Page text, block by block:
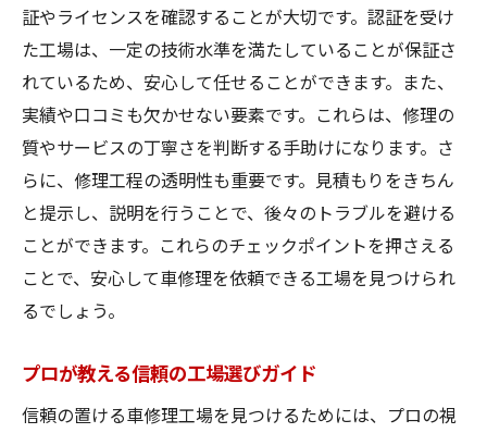
証やライセンスを確認することが大切です。認証を受け
た工場は、一定の技術水準を満たしていることが保証さ
れているため、安心して任せることができます。また、
実績や口コミも欠かせない要素です。これらは、修理の
質やサービスの丁寧さを判断する手助けになります。さ
らに、修理工程の透明性も重要です。見積もりをきちん
と提示し、説明を行うことで、後々のトラブルを避ける
ことができます。これらのチェックポイントを押さえる
ことで、安心して車修理を依頼できる工場を見つけられ
るでしょう。
プロが教える信頼の工場選びガイド
信頼の置ける車修理工場を見つけるためには、プロの視